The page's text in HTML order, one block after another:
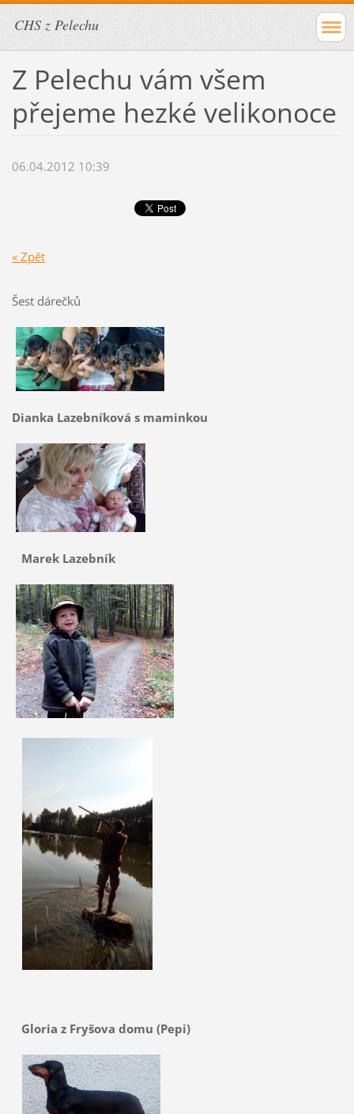
CHS z Pelechu
Z Pelechu vám všem
přejeme hezké velikonoce
06.04.2012 10:39
« Zpět
Šest dárečků
Dianka Lazebníková s maminkou
Marek Lazebník
Gloria z Fryšova domu (Pepi)